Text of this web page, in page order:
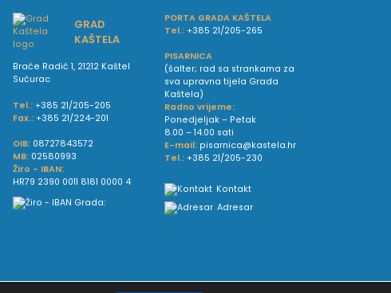
GRAD
KAŠTELA
Braće Radić 1, 21212 Kaštel
Sućurac
Tel.: +385 21/205-205
Fax.: +385 21/224-201
OIB: 08727843572
MB: 02580993
Žiro - IBAN:
HR79 2390 0011 8181 0000 4
PORTA GRADA KAŠTELA
Tel.: +385 21/205-265
PISARNICA
(šalter; rad sa strankama za
sva upravna tijela Grada
Kaštela)
Radno vrijeme:
Ponedjeljak – Petak
8.00 – 14.00 sati
E-mail: pisarnica@kastela.hr
Tel.: +385 21/205-230
Kontakt
Adresar